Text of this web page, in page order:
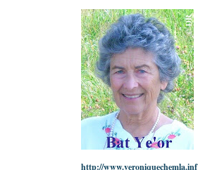
http://www.veroniquechemla.inf